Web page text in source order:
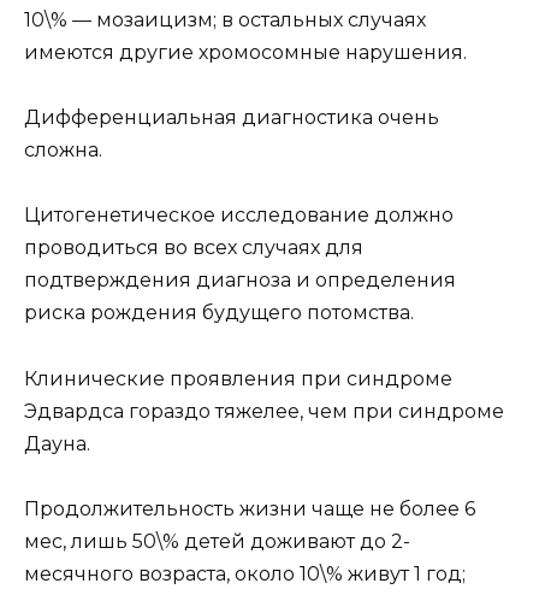
10\% — мозаицизм; в остальных случаях
имеются другие хромосомные нарушения.
Дифференциальная диагностика очень
сложна.
Цитогенетическое исследование должно
проводиться во всех случаях для
подтверждения диагноза и определения
риска рождения будущего потомства.
Клинические проявления при синдроме
Эдвардса гораздо тяжелее, чем при синдроме
Дауна.
Продолжительность жизни чаще не более 6
мес, лишь 50\% детей доживают до 2-
месячного возраста, около 10\% живут 1 год;